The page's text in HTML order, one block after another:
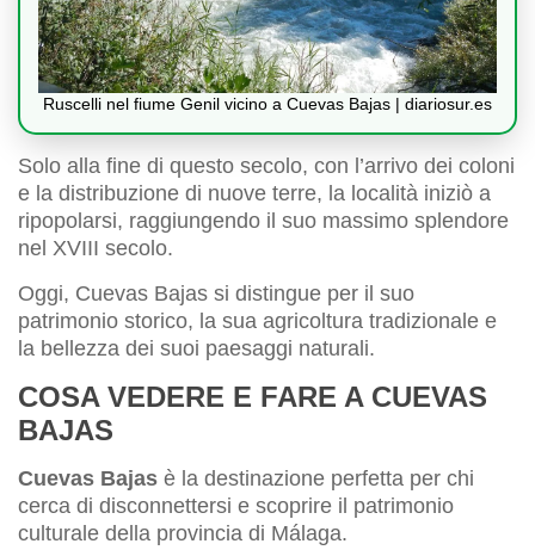
Ruscelli nel fiume Genil vicino a Cuevas Bajas | diariosur.es
Solo alla fine di questo secolo, con l’arrivo dei coloni
e la distribuzione di nuove terre, la località iniziò a
ripopolarsi, raggiungendo il suo massimo splendore
nel XVIII secolo.
Oggi, Cuevas Bajas si distingue per il suo
patrimonio storico, la sua agricoltura tradizionale e
la bellezza dei suoi paesaggi naturali.
COSA VEDERE E FARE A CUEVAS
BAJAS
Cuevas Bajas è la destinazione perfetta per chi
cerca di disconnettersi e scoprire il patrimonio
culturale della provincia di Málaga.